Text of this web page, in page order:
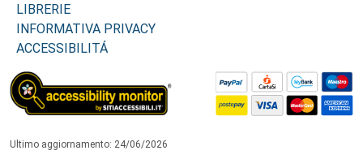
LIBRERIE
INFORMATIVA PRIVACY
ACCESSIBILITÁ
Ultimo aggiornamento: 24/06/2026